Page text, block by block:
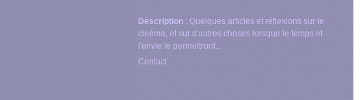
Description : Quelques articles et réflexions sur le
cinéma, et sur d'autres choses lorsque le temps et
l'envie le permettront...
Contact